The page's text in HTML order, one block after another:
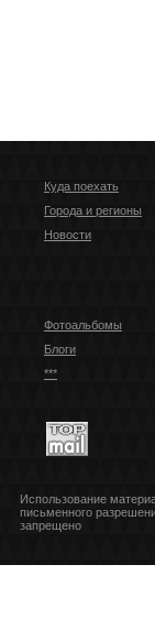
Куда поехать
Города и регионы
Новости
Фотоальбомы
Блоги
***
Использование
письменного
запрещено